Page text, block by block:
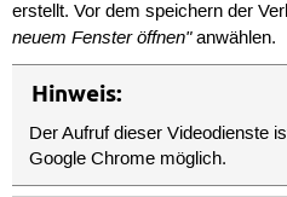
erstellt. Vor dem speichern der
neuem Fenster öffnen"anwählen.
Hinweis:
Der Aufruf dieser Videodienste
Google Chrome möglich.